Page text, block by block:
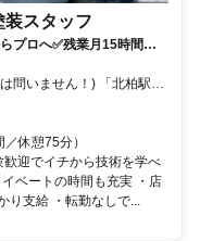
スタッフ
プロへ✅残業月15時間以
https://lepiogroup.jp/service/aquos/
休憩75分）
迎でイチから技術を学べ
ベートの時間も充実 ・店
り支給 ・転勤なしで...